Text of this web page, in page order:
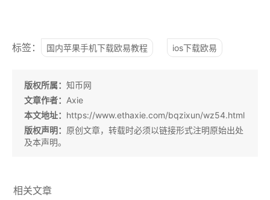
标签： 国内苹果手机下载欧易教程 ios下载欧易
版权所属： 知币网
文章作者： Axie
本文地址： https://www.ethaxie.com/bqzixun/wz54.html
版权声明： 原创文章，转载时必须以链接形式注明原始出处
及本声明。
相关文章